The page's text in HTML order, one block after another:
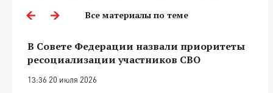
Все материалы по теме
В Совете Федерации назвали приоритеты
ресоциализации участников СВО
13:36 20 июля 2026